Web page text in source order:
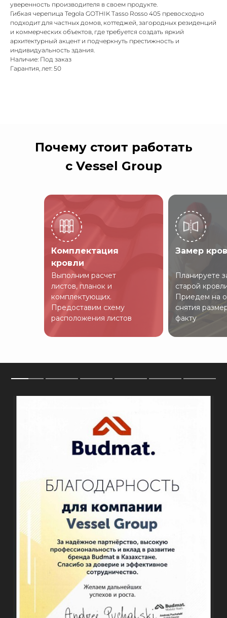
уверенность производителя в своем продукте.
Гибкая черепица Tegola GOTHIK Tasso Rosso 405 превосходно
подходит для частных домов, коттеджей, загородных резиденций
и коммерческих объектов, где требуется создать яркий
архитектурный акцент и подчеркнуть престижность и
индивидуальность здания.
Наличие: Под заказ
Гарантия, лет: 50
Комплектация
кровли
Выполним расчет
листов, планок и
комплектующих.
Предоставим схему
расположения листов
Замер
Планируете
старой
Приедем на
снятия
факту
Почему стоит работать
с Vessel Group